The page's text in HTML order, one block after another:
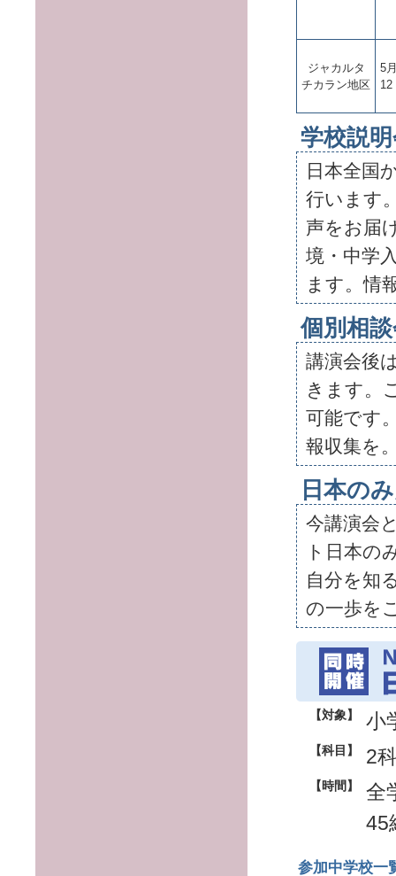
ジャカルタ
チカラン地区
5
12
学校説
日本全国
行います
声をお届
境・中学
ます。情
個別相
講演会後
きます。
可能です
報収集を
日本の
今講演会
ト日本の
自分を知
の一歩を
【対象】 小
【科目】 2
【時間】
全
45
参加中学校